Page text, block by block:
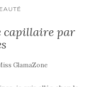
capillaire par
GlamaZone